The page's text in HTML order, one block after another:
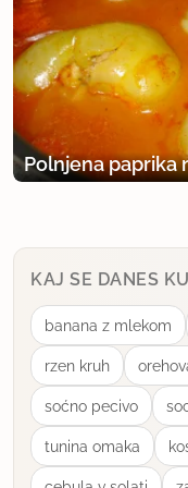
član od 2006 6
14.9.2007 ob 9:26
vejice so bolj
@jernej, me
uporabno
Salviaa
član od 2008
1.12.2008 ob 21:39
Ta recept je
tete Pehte. Le pri
Polnjena paprika
KAJ SE DANES
banana z mlekom
rzen kruh
soćno pecivo
tunina omaka